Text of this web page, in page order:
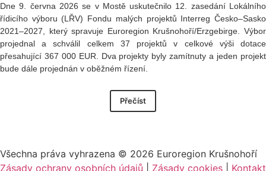
Dne 9. června 2026 se v Mostě uskutečnilo 12. zasedání Lokálního
řídicího výboru (LŘV) Fondu malých projektů Interreg Česko–Sasko
2021–2027, který spravuje Euroregion Krušnohoří/Erzgebirge. Výbor
projednal a schválil celkem 37 projektů v celkové výši dotace
přesahující 367 000 EUR. Dva projekty byly zamítnuty a jeden projekt
bude dále projednán v oběžném řízení.
Přečíst
Všechna práva vyhrazena © 2026 Euroregion Krušnohoří
Zásady ochrany osobních údajů
Zásady cookies​ Kontakt​